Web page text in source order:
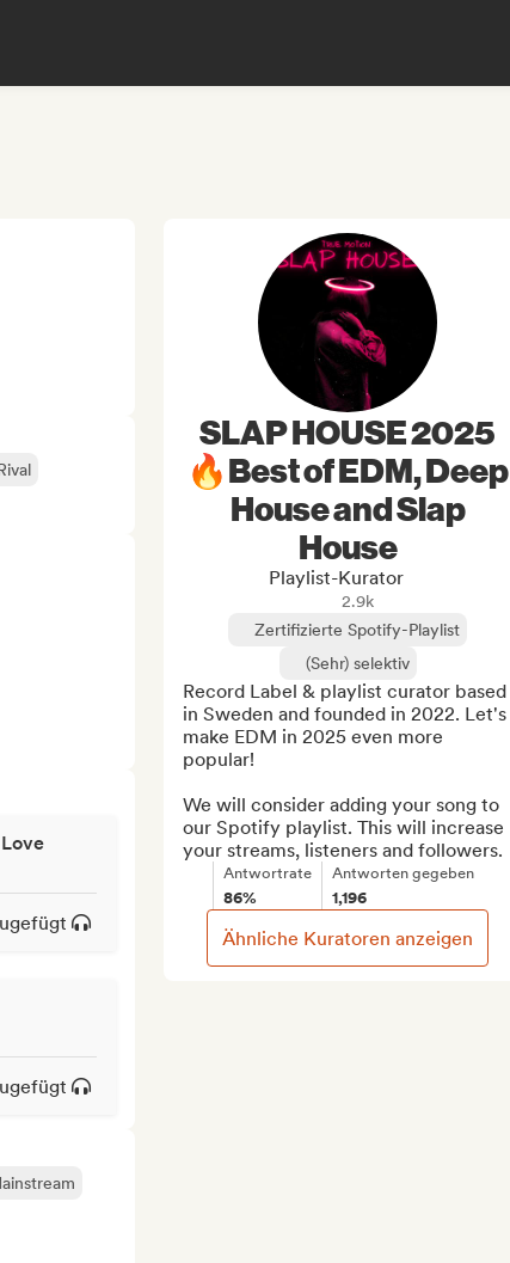
SLAP HOUSE 2025
🔥Best of EDM, Deep
House and Slap
House
Playlist-Kurator
2.9k
Zertifizierte Spotify-Playlist
(Sehr) selektiv
Record Label & playlist curator based
in Sweden and founded in 2022. Let's
make EDM in 2025 even more
popular!
We will consider adding your song to
our Spotify playlist. This will increase
your streams, listeners and followers.
Antwortrate
86%
Antworten gegeben
1,196
Ähnliche Kuratoren anzeigen